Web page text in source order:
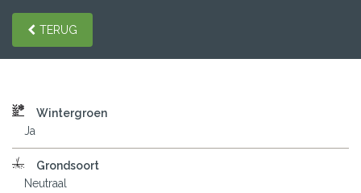
TERUG
Wintergroen
Ja
Grondsoort
Neutraal